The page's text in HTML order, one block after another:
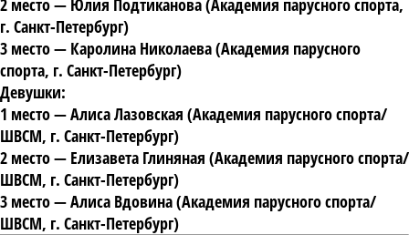
2 место— Юлия Подтиканова (Академия парусного спорта,
г. Санкт-Петербург)
3 место— Каролина Николаева (Академия парусного
спорта, г. Санкт-Петербург)
Девушки:
1 место— Алиса Лазовская (Академия парусного спорта/
ШВСМ, г. Санкт-Петербург)
2 место— Елизавета Глиняная (Академия парусного спорта/
ШВСМ, г. Санкт-Петербург)
3 место— Алиса Вдовина (Академия парусного спорта/
ШВСМ, г. Санкт-Петербург)